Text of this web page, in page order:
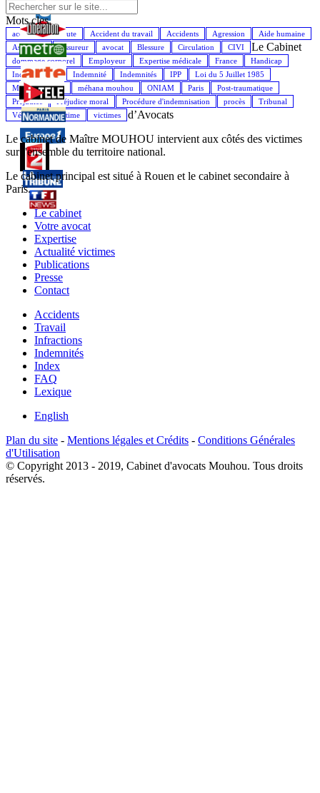
Mots cles
accident de la route Accident du travail Accidents Agression
Aide humaine
Assistance
Assureur avocat Blessure Circulation
CIVI
dommage corporel
Employeur Expertise médicale France
Handicap
Indemnisation
Indemnité Indemnités IPP
Loi du 5 Juillet 1985
Maître Mouhou
méhana mouhou ONIAM Paris
Post-traumatique
Préjudice
Préjudice moral Procédure d'indemnisation procès
Tribunal
Véhicule
Victime victimes
Le Cabinet
d’Avocats
Le cabinet de Maître MOUHOU intervient aux côtés des victimes
sur l'ensemble du territoire national.
Le cabinet principal est situé à Rouen et le cabinet secondaire à
Paris.
Le cabinet
Votre avocat
Expertise
Actualité victimes
Publications
Presse
Contact
Accidents
Travail
Infractions
Indemnités
Index
FAQ
Lexique
English
Plan du site - Mentions légales et Crédits - Conditions Générales
d'Utilisation
© Copyright 2013 - 2019, Cabinet d'avocats Mouhou. Tous droits
réservés.